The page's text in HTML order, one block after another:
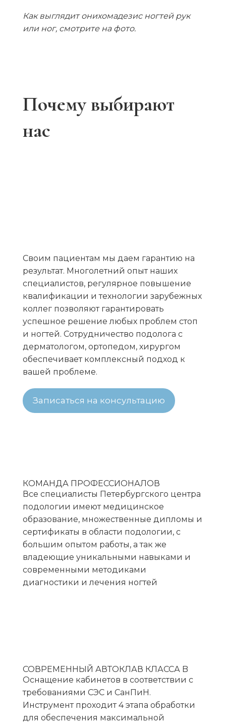
Как выглядит онихомадезис ногтей рук
или ног, смотрите на фото.
Почему выбирают
нас
Своим пациентам мы даем гарантию на
результат. Многолетний опыт наших
специалистов, регулярное повышение
квалификации и технологии зарубежных
коллег позволяют гарантировать
успешное решение любых проблем стоп
и ногтей. Сотрудничество подолога с
дерматологом, ортопедом, хирургом
обеспечивает комплексный подход к
вашей проблеме.
Записаться на консультацию
КОМАНДА ПРОФЕССИОНАЛОВ
Все специалисты Петербургского центра
подологии имеют медицинское
образование, множественные дипломы и
сертификаты в области подологии, с
большим опытом работы, а так же
владеющие уникальными навыками и
современными методиками
диагностики и лечения ногтей
СОВРЕМЕННЫЙ АВТОКЛАВ КЛАССА B
Оснащение кабинетов в соответствии с
требованиями СЭС и СанПиН.
Инструмент проходит 4 этапа обработки
для обеспечения максимальной